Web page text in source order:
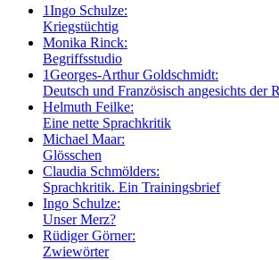
1Ingo Schulze:
Kriegstüchtig
Monika Rinck:
Begriffsstudio
1Georges-Arthur Goldschmidt:
Deutsch und Französisch angesichts der
Helmuth Feilke:
Eine nette Sprachkritik
Michael Maar:
Glösschen
Claudia Schmölders:
Sprachkritik. Ein Trainingsbrief
Ingo Schulze:
Unser Merz?
Rüdiger Görner:
Zwiewörter